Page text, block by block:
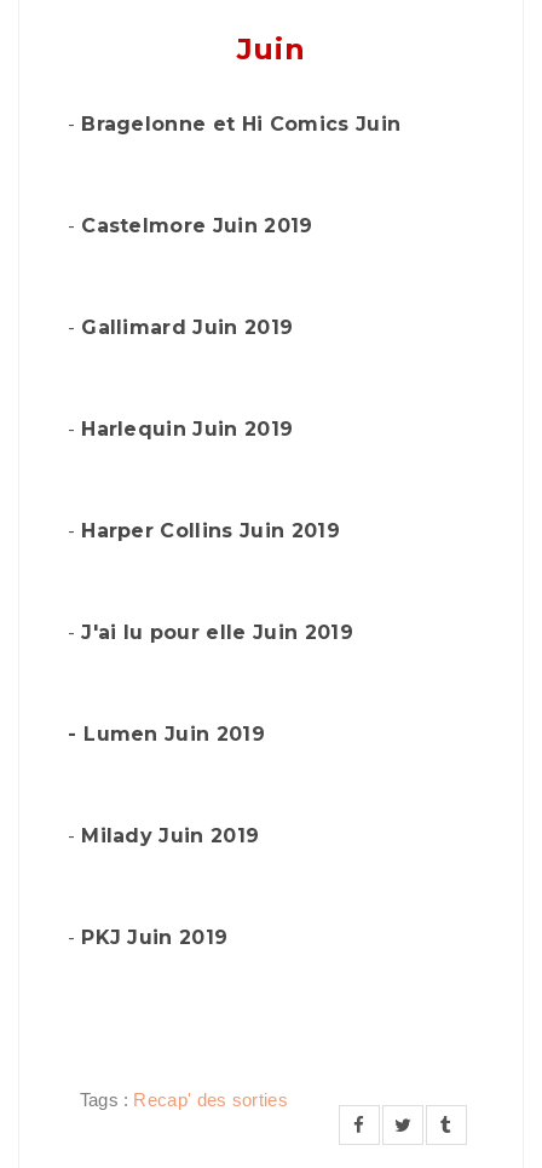
Juin
- Bragelonne et Hi Comics Juin
- Castelmore Juin 2019
- GallimardJuin 2019
- HarlequinJuin 2019
- Harper CollinsJuin 2019
-J'ai lu pour elle Juin 2019
- LumenJuin 2019
- MiladyJuin 2019
- PKJJuin 2019
Tags : Recap' des sorties